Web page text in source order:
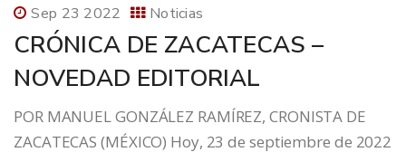
Sep 23 2022 Noticias
CRÓNICA DE ZACATECAS –
NOVEDAD EDITORIAL
POR MANUEL GONZÁLEZ RAMÍREZ, CRONISTA DE
ZACATECAS (MÉXICO) Hoy, 23 de septiembre de 2022